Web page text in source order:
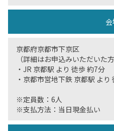
京都府京都市下京区
（詳細はお申込みいただいた
・JR 京都駅 より 徒歩 約7分
・京都市営地下鉄 京都駅 より
※定員数：6人
※支払方法：当日現金払い